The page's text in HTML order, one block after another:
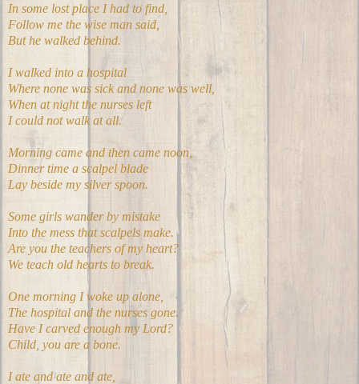
In some lost place I had to find,
Follow me the wise man said,
But he walked behind.
I walked into a hospital
Where none was sick and none was well,
When at night the nurses left
I could not walk at all.
Morning came and then came noon,
Dinner time a scalpel blade
Lay beside my silver spoon.
Some girls wander by mistake
Into the mess that scalpels make.
Are you the teachers of my heart?
We teach old hearts to break.
One morning I woke up alone,
The hospital and the nurses gone.
Have I carved enough my Lord?
Child, you are a bone.
I ate and ate and ate,